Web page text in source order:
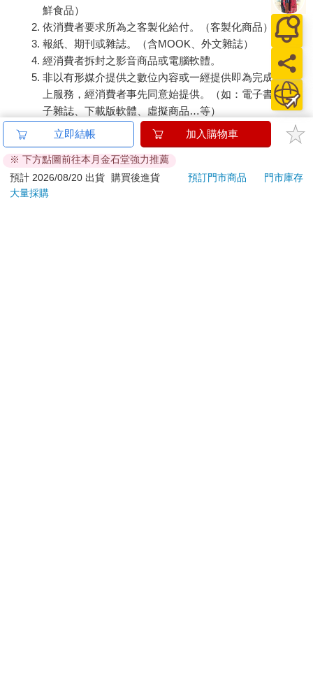
鮮食品）
依消費者要求所為之客製化給付。（客製化商品）
報紙、期刊或雜誌。（含MOOK、外文雜誌）
經消費者拆封之影音商品或電腦軟體。
非以有形媒介提供之數位內容或一經提供即為完成之線
上服務，經消費者事先同意始提供。（如：電子書、電
子雜誌、下載版軟體、虛擬商品…等）
已拆封之個人衛生用品。（如：內衣褲、刮鬍刀、除毛
刀…等）
若非上列種類商品，均享有到貨7天的猶豫期（含例假
日）。
辦理退換貨時，商品（組合商品恕無法接受單獨退貨）必須
立即結帳 加入購物車
※ 下方點圖前往本月金石堂強力推薦
預計 2026/08/20 出貨
購買後進貨 預訂門市商品
門市庫存
大量採購